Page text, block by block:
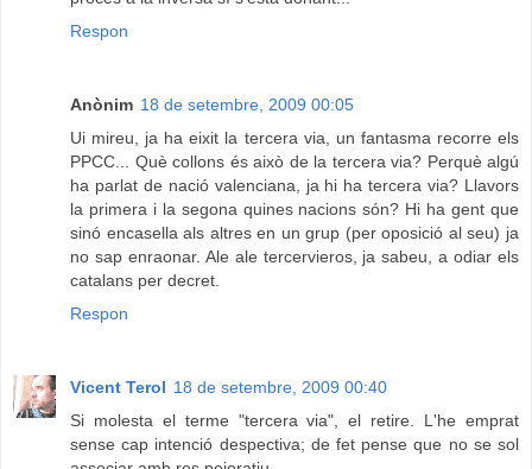
Respon
Anònim 18 de setembre, 2009 00:05
Ui mireu, ja ha eixit la tercera via, un fantasma recorre els
PPCC... Què collons és això de la tercera via? Perquè algú
ha parlat de nació valenciana, ja hi ha tercera via? Llavors
la primera i la segona quines nacions són? Hi ha gent que
sinó encasella als altres en un grup (per oposició al seu) ja
no sap enraonar. Ale ale tercervieros, ja sabeu, a odiar els
catalans per decret.
Respon
Vicent Terol 18 de setembre, 2009 00:40
Si molesta el terme "tercera via", el retire. L'he emprat
sense cap intenció despectiva; de fet pense que no se sol